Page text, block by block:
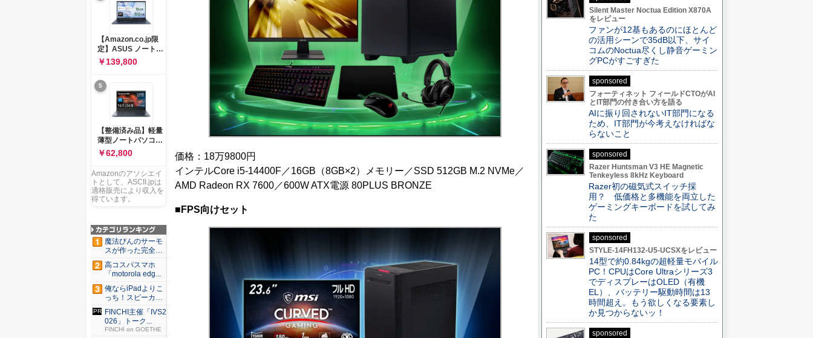
価格：18万9800円
インテルCore i5-14400F／16GB（8GB×2）メモリー／SSD 512GB M.2 NVMe／
AMD Radeon RX 7600／600W ATX電源 80PLUS BRONZE
■FPS向けセット
SSD512GB
Microsoft 365 試用
版 Windows11 バッ
テリー駆動12.6時間
重量1.39kg ルナグレ
ー 83K9003JJP ノー
トPC
【Amazon.co.jp限
定】ASUS ノートパ
ソコン Vivobook 15
M1502NAQ 15.6イ
ンチ AMD Ryzen 7
170 メモリ16GB
SSD 512GB
Microsoft 365
Personal (24か月版)
搭載 Windows 11 重
量1.7kg Wi-Fi 6E ク
ワイエットブルー
M1502NAQ-
￥139,800
5
【整備済み品】軽量
薄型ノートパソコン
dynabook G83 ■
13.3型
FHD(1920x1080) -
高性能第11世代Core
i5-1135G7 - メモリ
16GB - SSD 256GB
USB Type-C - MS
Office 2021 - Win11
搭載
￥62,800
Amazonのアソシエイ
トとして、ASCII.jpは
適格販売により収入を
得ています。
魔法びんのサーモ
スが作った完全遮
光100...
高コスパスマホ
「motorola edg...
俺ならiPadよりこ
っち！スピーカー
9個...
FINCHI主催「IVS2
026」トーク...
FINCHI on GOETHE
Silent Master Noctua Edition X870A
をレビュー
ファンが12基もあるのにほとんど
の活用シーンで35dB以下、サイ
コムのNoctua尽くし静音ゲーミン
グPCがすごすぎた
sponsored
フォーティネット フィールドCTOがAI
とIT部門の付き合い方を語る
AIに振り回されないIT部門になる
ため、IT部門が今考えなければな
らないこと
sponsored
Razer Huntsman V3 HE Magnetic
Tenkeyless 8kHz Keyboard
Razer初の磁気式スイッチ採
用？ 低価格と多機能を両立した
ゲーミングキーボードを試してみ
た
sponsored
STYLE-14FH132-U5-UCSXをレビュー
14型で約0.84kgの超軽量モバイル
PC！CPUはCore Ultraシリーズ3
でディスプレーはOLED（有機
EL）、バッテリー駆動時間は13
時間超え。もう欲しくなる要素し
か見つからないッ！
sponsored